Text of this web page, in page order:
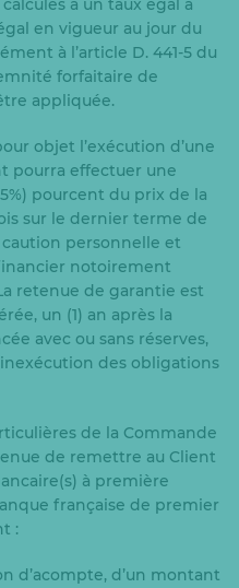
à un taux égal à
en vigueur au jour du
à l’article D. 441-5 du
forfaitaire de
appliquée.
objet l’exécution d’une
pourra effectuer une
pourcent du prix de la
sur le dernier terme de
personnelle et
notoirement
retenue de garantie est
un (1) an après la
avec ou sans réserves,
des obligations
de la Commande
de remettre au Client
à première
française de premier
:
d’acompte, d’un montant